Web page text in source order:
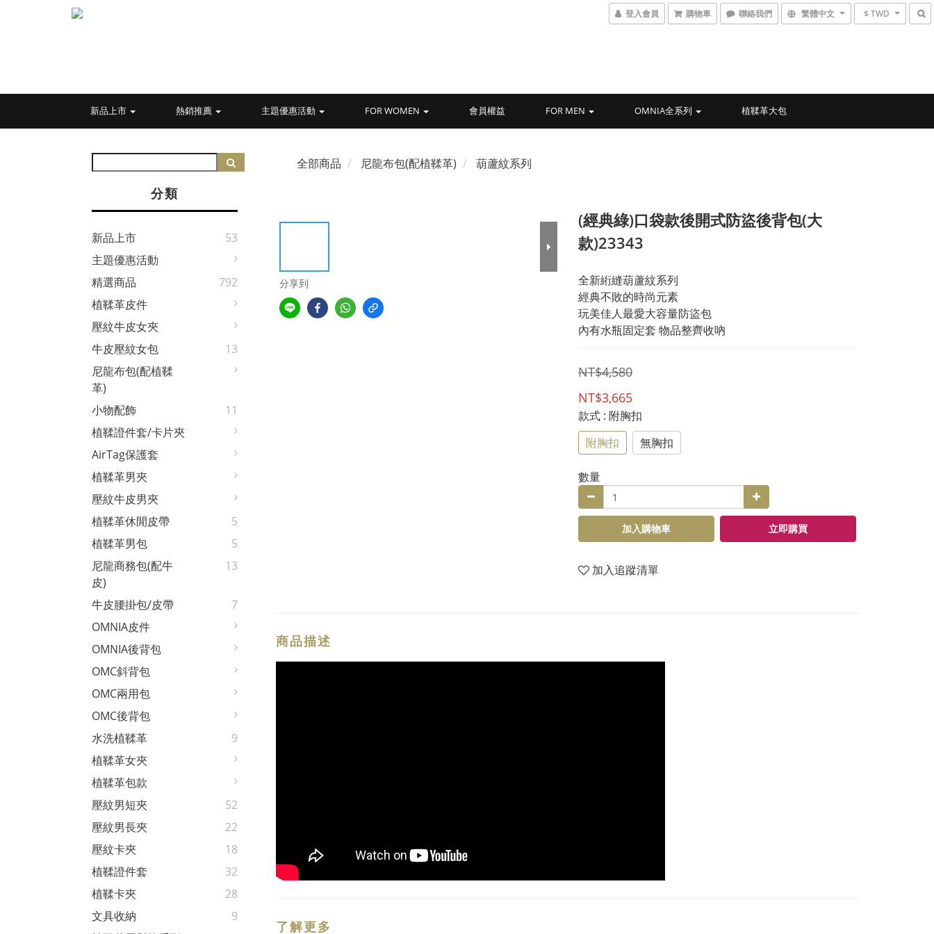
登入會員 購物車 聯絡我們 繁體中文 $ TWD
新品上市 熱銷推薦 主題優惠活動 FOR WOMEN 會員權益 FOR MEN OMNIA全系列 植鞣革大包
分類
新品上市
53
主題優惠活動
精選商品
792
植鞣革皮件
壓紋牛皮女夾
牛皮壓紋女包
13
尼龍布包(配植鞣
革)
小物配飾
11
植鞣證件套/卡片夾
AirTag保護套
植鞣革男夾
壓紋牛皮男夾
植鞣革休閒皮帶
5
植鞣革男包
5
尼龍商務包(配牛
皮)
13
牛皮腰掛包/皮帶
7
OMNIA皮件
OMNIA後背包
OMC斜背包
OMC兩用包
OMC後背包
水洗植鞣革
9
植鞣革女夾
植鞣革包款
壓紋男短夾
52
壓紋男長夾
22
壓紋卡夾
18
植鞣證件套
32
植鞣卡夾
28
文具收納
9
全部商品 尼龍布包(配植鞣革) 葫蘆紋系列
分享到
(經典綠)口袋款後開式防盜後背包(大
款)23343
全新絎縫葫蘆紋系列
經典不敗的時尚元素
玩美佳人最愛大容量防盜包
內有水瓶固定套 物品整齊收吶
NT$4,580
NT$3,665
款式 : 附胸扣
附胸扣
無胸扣
數量
加入購物車 立即購買
加入追蹤清單
商品描述
了解更多